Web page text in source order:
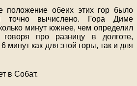
положение обеих этих гор было
точно вычислено. Гора Диме
минут южнее, чем определил
про разницу в долготе,
минут как для этой горы, так и для
в Собат.